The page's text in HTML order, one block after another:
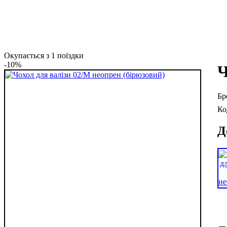
Окупається з 1 поїздки
-10%